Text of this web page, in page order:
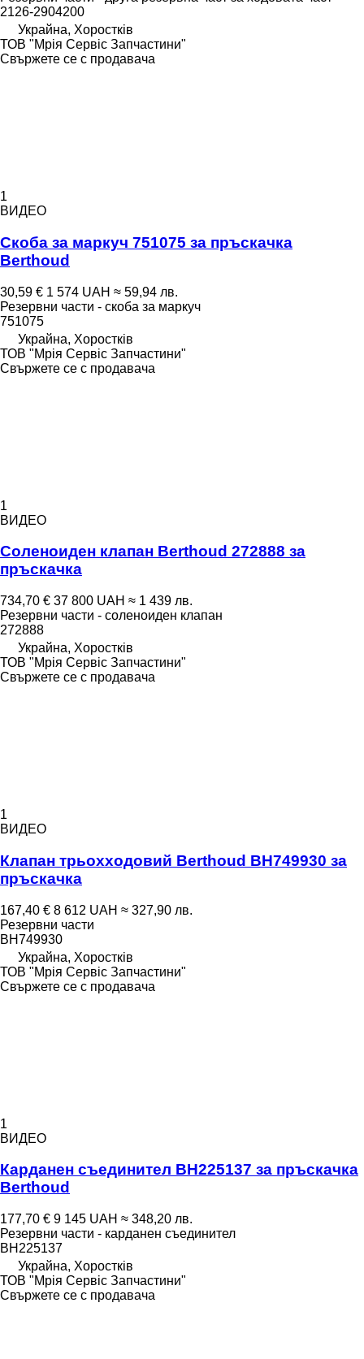
2126-2904200
Украйна, Хоростків
ТОВ "Мрія Сервіс Запчастини"
Свържете се с продавача
1
ВИДЕО
Скоба за маркуч 751075 за пръскачка
Berthoud
30,59 € 1 574 UAH ≈ 59,94 лв.
Резервни части - скоба за маркуч
751075
Украйна, Хоростків
ТОВ "Мрія Сервіс Запчастини"
Свържете се с продавача
1
ВИДЕО
Соленоиден клапан Berthoud 272888 за
пръскачка
734,70 € 37 800 UAH ≈ 1 439 лв.
Резервни части - соленоиден клапан
272888
Украйна, Хоростків
ТОВ "Мрія Сервіс Запчастини"
Свържете се с продавача
1
ВИДЕО
Клапан трьохходовий Berthoud BH749930 за
пръскачка
167,40 € 8 612 UAH ≈ 327,90 лв.
Резервни части
BH749930
Украйна, Хоростків
ТОВ "Мрія Сервіс Запчастини"
Свържете се с продавача
1
ВИДЕО
Карданен съединител BH225137 за пръскачка
Berthoud
177,70 € 9 145 UAH ≈ 348,20 лв.
Резервни части - карданен съединител
BH225137
Украйна, Хоростків
ТОВ "Мрія Сервіс Запчастини"
Свържете се с продавача